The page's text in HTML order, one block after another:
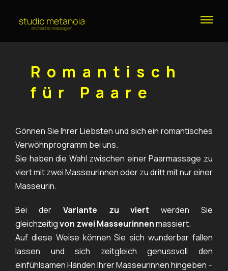
Romantisch
für Paare
Gönnen Sie Ihrer Liebsten und sich ein romantisches
Verwöhnprogramm bei uns.
Sie haben die Wahl zwischen einer Paarmassage zu
viert mit zwei Masseurinnen oder zu dritt mit nur einer
Masseurin.
Bei der Variante zu viert werden Sie
gleichzeitigvon zwei Masseurinnenmassiert.
Auf diese Weise können Sie sich wunderbar fallen
lassen und sich zeitgleich genussvoll den
einfühlsamen Händen Ihrer Masseurinnen hingeben –